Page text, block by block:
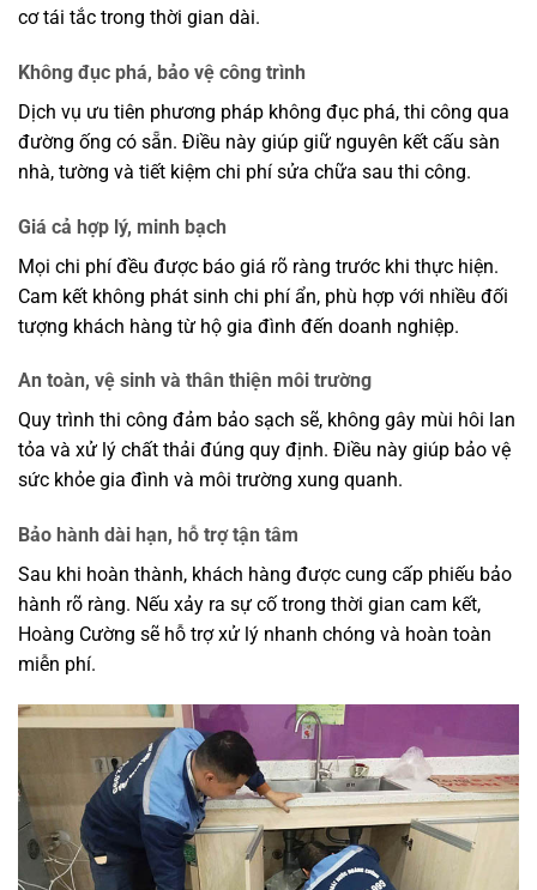
cơ tái tắc trong thời gian dài.
Không đục phá, bảo vệ công trình
Dịch vụ ưu tiên phương pháp không đục phá, thi công qua
đường ống có sẵn. Điều này giúp giữ nguyên kết cấu sàn
nhà, tường và tiết kiệm chi phí sửa chữa sau thi công.
Giá cả hợp lý, minh bạch
Mọi chi phí đều được báo giá rõ ràng trước khi thực hiện.
Cam kết không phát sinh chi phí ẩn, phù hợp với nhiều đối
tượng khách hàng từ hộ gia đình đến doanh nghiệp.
An toàn, vệ sinh và thân thiện môi trường
Quy trình thi công đảm bảo sạch sẽ, không gây mùi hôi lan
tỏa và xử lý chất thải đúng quy định. Điều này giúp bảo vệ
sức khỏe gia đình và môi trường xung quanh.
Bảo hành dài hạn, hỗ trợ tận tâm
Sau khi hoàn thành, khách hàng được cung cấp phiếu bảo
hành rõ ràng. Nếu xảy ra sự cố trong thời gian cam kết,
Hoàng Cường sẽ hỗ trợ xử lý nhanh chóng và hoàn toàn
miễn phí.